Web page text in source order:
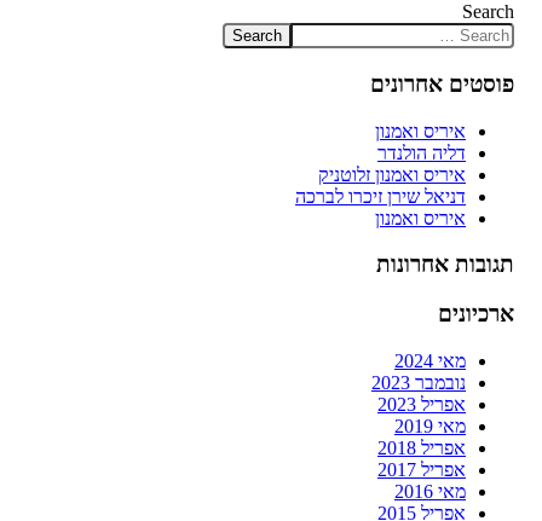
Search
פוסטים אחרונים
איריס ואמנון
דליה הולנדר
איריס ואמנון זלוטניק
דניאל שירן זיכרו לברכה
איריס ואמנון
תגובות אחרונות
ארכיונים
מאי 2024
נובמבר 2023
אפריל 2023
מאי 2019
אפריל 2018
אפריל 2017
מאי 2016
אפריל 2015